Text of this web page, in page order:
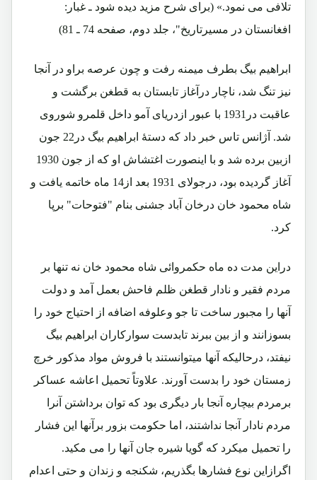
تلافی می نمود.» (برای شرح مزید دیده شود ـ غبار:
افغانستان در مسیرتاریخ"، جلد دوم، صفحه 74 ـ 81)
ابراهیم بیگ بطرف میمنه رفت و چون عرصه براو در آنجا
نیز تنگ شد، ناچار درآغاز تابستان به قطغن برگشت و
عاقبت در1931 با عبور ازدریای آمو داخل قلمرو شوروی
شد. آژانس تاس خبر داد که دستۀ ابراهیم بیگ در22 جون
ازبین برده شد و با اینصورت اغتشاش او که از جون 1930
آغاز گردیده بود، درجولای 1931 بعد از14 ماه خاتمه یافت و
شاه محمود خان درخان آباد جشنی بنام "فتوحات" برپا
کرد.
دراین مدت ده ماه حکمروائی شاه محمود خان نه تنها بر
مردم فقیر و نادار قطغن ظلم فاحش بعمل آمد و دولت
آنها را مجبور ساخت تا جو وعلوفه اضافه از احتیاج خود را
بسوزانند و از بین ببرند تابدست سوارکاران ابراهیم بیگ
نیفتد، درحالیکه آنها میتوانستند با فروش مواد مذکور خرچ
زمستان خود را بدست آورند. علاوتاً تحمیل اعاشه عساکر
برمردم بیچاره آنجا بار دیگری بود که توان برداشتن آنرا
مردم نادار آنجا نداشتند، اما حکومت بزور برآنها این فشار
را تحمیل میکرد که گویا شیره جان آنها را می مکید.
اگرازاین نوع فشارها بگذریم، شکنجه و زندان و حتی اعدام